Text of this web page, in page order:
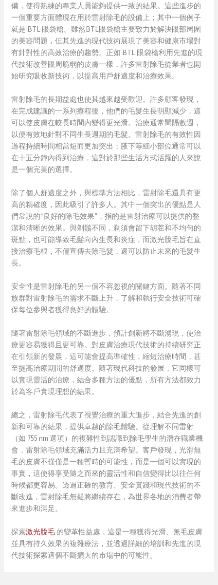
備，使得熟練的專業人員能夠提供一致的結果。這些進步的
一個重要方面體現在用於雷射除毛的設備上；其中一個例子
就是 BTL 眼袋槍。雖然BTL眼袋槍主要致力於解決眼部周圍
的美容問題，但其先進的現代技術展現了美容和健康市場對
有針對性的高效治療的趨勢。正如 BTL 眼袋槍利用先進的現
代技術改善眼周脆弱的皮膚一樣，許多雷射除毛從業者也開
始研究吸收新技術，以提高用戶舒適度和治療效果。
雷射除毛的長期益處也使其越來越受歡迎。許多顧客發現，
在完成建議的一系列療程後，他們的毛髮生長明顯減少，這
可以使皮膚在較長時間內變得更光滑。治療通常間隔數週，
以便有效地針對不同生長週期的毛髮。雷射除毛的有效性因
過程持續時間相當短而更加突出；腋下等細小部位通常可以
在十五分鐘內得到治療，這對於那些生活方式活躍的人來說
是一個完美的選擇。
除了個人舒適度之外，與標準方法相比，雷射除毛還具有更
高的精確度，因此吸引了許多人。其中一個突出的優點是人
們常說的“良好的除毛效果”，指的是雷射治療可以提供的整
潔和清晰的效果。與剃鬚不同，剃須會留下胡茬和不均勻的
斑點，也可能導致毛髮向內生長和炎症，而激光脫毛旨在直
接治療毛根，不僅宣傳去除毛髮，還可以防止未來的毛髮生
長。
安全性是雷射除毛的另一個不容忽視的關鍵方面。隨著不同
族群對雷射除毛的需求不斷上升，了解和執行安全技術可確
保每位參與者獲得良好的體驗。
隨著雷射除毛領域的不斷進步，預計創新將不斷湧現，使治
療更容易獲得且更可靠。對皮膚治療現代技術的持續研究正
在引領新的發展，這可能會提高準確性，縮短治療時間，甚
至提高治療期間的舒適度。隨著現代科技的發展，它同樣可
以實現靈活的治療，結合多種方法的優點，所有方法都致力
於為客戶實現理想的結果。
總之，雷射除毛代表了視覺治療的重大進步，結合先進的創
新和可靠的結果，提供卓越的除毛體驗。從理解不同雷射
（如 755 nm 選項）的複雜性到認識到除毛學生的潛在職業機
會，雷射除毛領域充滿活力且充滿希望。客戶發現，光滑無
毛的皮膚不僅僅是一種暫時的可能性，而是一個可以實現的
事實，這使得享受隨之而來的靈活性和自信變得比以往任何
時候都更容易。透過正確的教育、安全實踐和現代技術的不
斷改進，雷射除毛無疑將繼續存在，為世界各地的消費者帶
來進步和滿足。
探索激光脫毛 的變革性益處，這是一種獲得光滑、無毛皮膚
並具有持久效果的複雜療法，並透過詳細的培訓和先進的現
代技術探索這個不斷擴大的市場中的可能性。